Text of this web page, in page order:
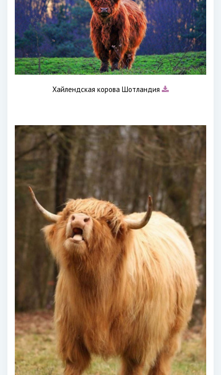
Хайлендская корова Шотландия